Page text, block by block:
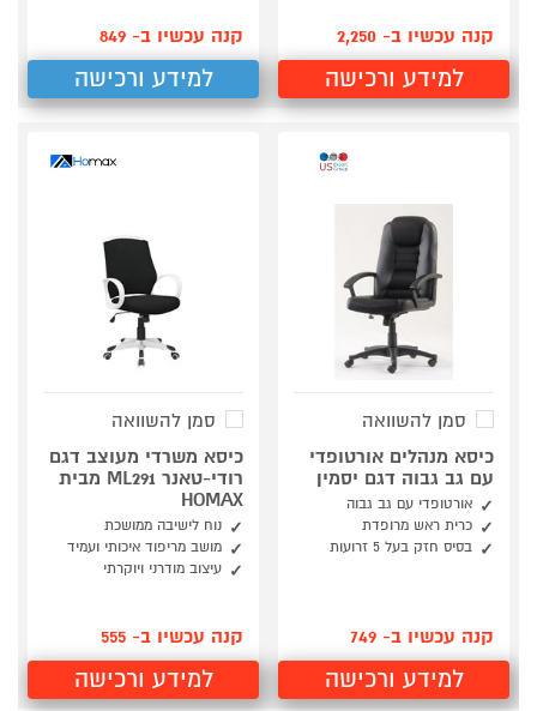
קנה עכשיו ב- 2,250
למידע ורכישה
קנה עכשיו ב- 849
למידע ורכישה
סמן להשוואה
כיסא מנהלים אורטופדי
עם גב גבוה דגם יסמין
אורטופדי עם גב גבוה
כרית ראש מרופדת
בסיס חזק בעל 5 זרועות
קנה עכשיו ב- 749
למידע ורכישה
סמן להשוואה
כיסא משרדי מעוצב דגם
רודי-טאנר ML291 מבית
HOMAX
נוח לישיבה ממושכת
מושב מריפוד איכותי ועמיד
עיצוב מודרני ויוקרתי
קנה עכשיו ב- 555
למידע ורכישה